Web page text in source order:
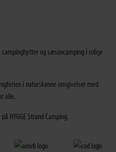
campinghytter og sæsoncamping i rolige
i naturskønne omgivelser med
alle.
HYGGE Strand Camping.